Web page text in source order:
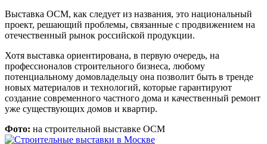
Выставка ОСМ, как следует из названия, это национальный
проект, решающий проблемы, связанные с продвижением на
отечественный рынок российской продукции.
Хотя выставка ориентирована, в первую очередь, на
профессионалов строительного бизнеса, любому
потенциальному домовладельцу она позволит быть в тренде
новых материалов и технологий, которые гарантируют
создание современного частного дома и качественный ремонт
уже существующих домов и квартир.
Фото: на строительной выставке ОСМ